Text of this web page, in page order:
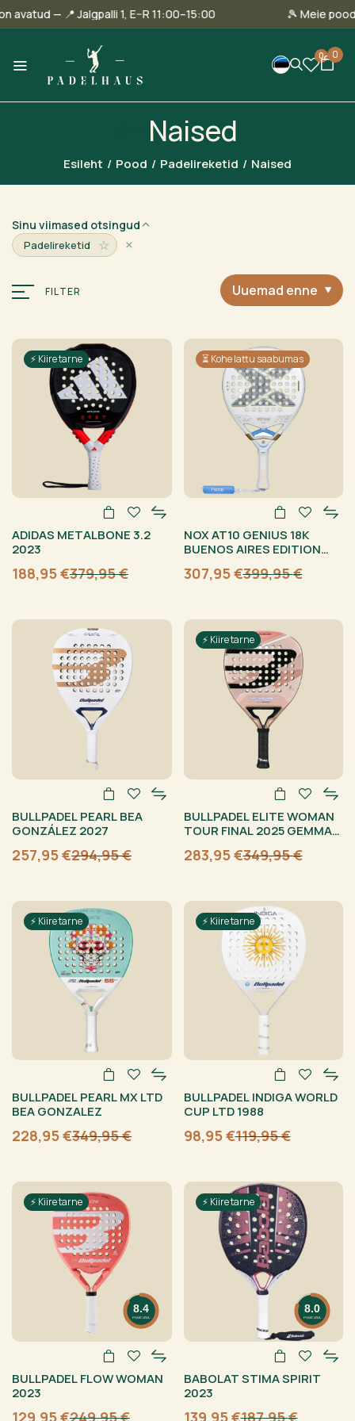
on avatud — 📍 Jalgpalli 1, E–R 11:00–15:00 🎾
0 0
Naised
Esileht / Pood / Padelireketid / Naised
Sinu viimased otsingud
Padelireketid ☆ ×
FILTER Uuemad enne
⚡ Kiire tarne
ADIDAS METALBONE 3.2
2023
379,95€
Algne
379,95 €.
188,95€
Current
188,95 €.
⏳ Kohe lattu saabumas
NOX AT10 GENIUS 18K
BUENOS AIRES EDITION
399,95€
Algne
399,95 €.
307,95€
Current
307,95 €.
BULLPADEL PEARL BEA
GONZÁLEZ 2027
294,95€
Algne
294,95 €.
257,95€
Current
257,95 €.
⚡ Kiire tarne
BULLPADEL ELITE WOMAN
TOUR FINAL 2025 GEMMA
349,95€
Algne
349,95 €.
283,95€
Current
283,95 €.
⚡ Kiire tarne
BULLPADEL PEARL MX LTD
BEA GONZALEZ
349,95€
Algne
349,95 €.
228,95€
Current
228,95 €.
⚡ Kiire tarne
BULLPADEL INDIGA WORLD
CUP LTD 1988
119,95€
Algne
119,95 €.
98,95€
Current
98,95 €.
8.4
PADELFUL
⚡ Kiire tarne
BULLPADEL FLOW WOMAN
2023
249,95€
129,95€
8.0
PADELFUL
⚡ Kiire tarne
BABOLAT STIMA SPIRIT
2023
187,95€
139,95€